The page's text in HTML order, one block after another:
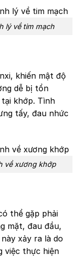
lý về tim mạch
khiến mật độ
dễ bị tổn
khớp. Tình
tấy, đau nhức
về xương khớp
thể gặp phải
mặt, đau đầu,
xảy ra là do
việc thực hiện